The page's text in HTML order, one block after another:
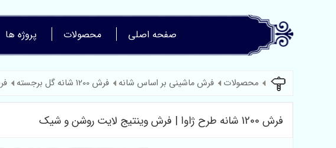
صفحه اصلی محصولات پروژه ها
محصولات فرش ماشینی بر اساس شانه فرش 1200 شانه گل برجسته فرش 1200
فرش 1200 شانه طرح ژاوا | فرش وینتیج لایت روشن و شیک